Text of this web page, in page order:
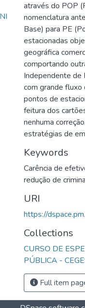
através do POP
nomenclatura
Base) para PE
estacionadas
geográfica
comportando
Independente de
com grande fluxo
pontos de
feitura dos
nenhuma
estratégias de
Keywords
Carência de
redução de
URI
https://
Collections
CURSO DE
PÚBLICA -
Full item